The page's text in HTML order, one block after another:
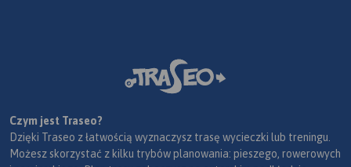
Czym jest Traseo?
Dzięki Traseo z łatwością wyznaczysz trasę wycieczki lub treningu.
Możesz skorzystać z kilku trybów planowania: pieszego, rowerowych